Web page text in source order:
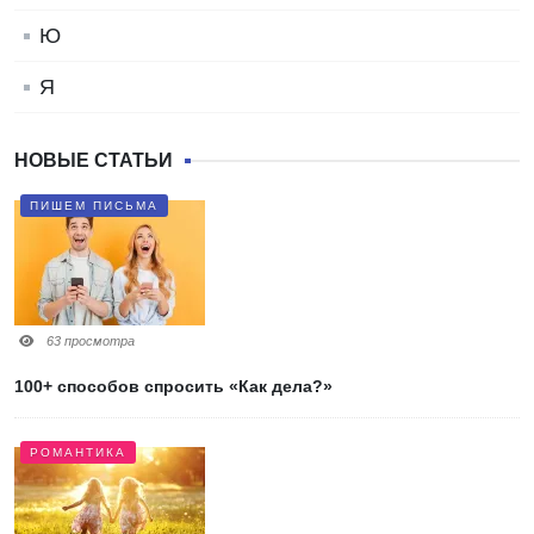
Ю
Я
НОВЫЕ СТАТЬИ
ПИШЕМ ПИСЬМА
63 просмотра
100+ способов спросить «Как дела?»
РОМАНТИКА